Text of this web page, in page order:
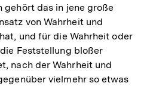
gehört das in jene große
von Wahrheit und
und für die Wahrheit oder
Feststellung bloßer
nach der Wahrheit und
vielmehr so etwas